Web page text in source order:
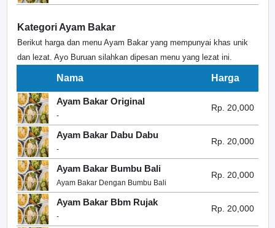
Kategori Ayam Bakar
Berikut harga dan menu Ayam Bakar yang mempunyai khas unik
dan lezat. Ayo Buruan silahkan dipesan menu yang lezat ini.
Nama Harga
Ayam Bakar Original
-
Rp. 20,000
Ayam Bakar Dabu Dabu
-
Rp. 20,000
Ayam Bakar Bumbu Bali
Ayam Bakar Dengan Bumbu Bali
Rp. 20,000
Ayam Bakar Bbm Rujak
-
Rp. 20,000